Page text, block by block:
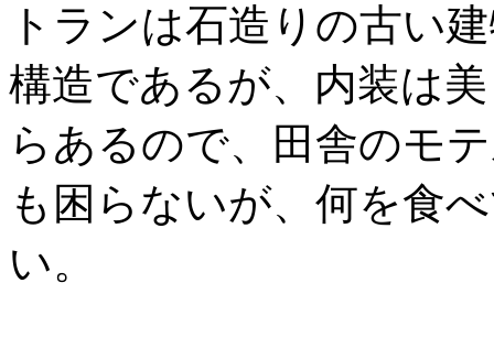
トランは石造りの古い
構造であるが、内装は
らあるので、田舎のモ
も困らないが、何を食
い。